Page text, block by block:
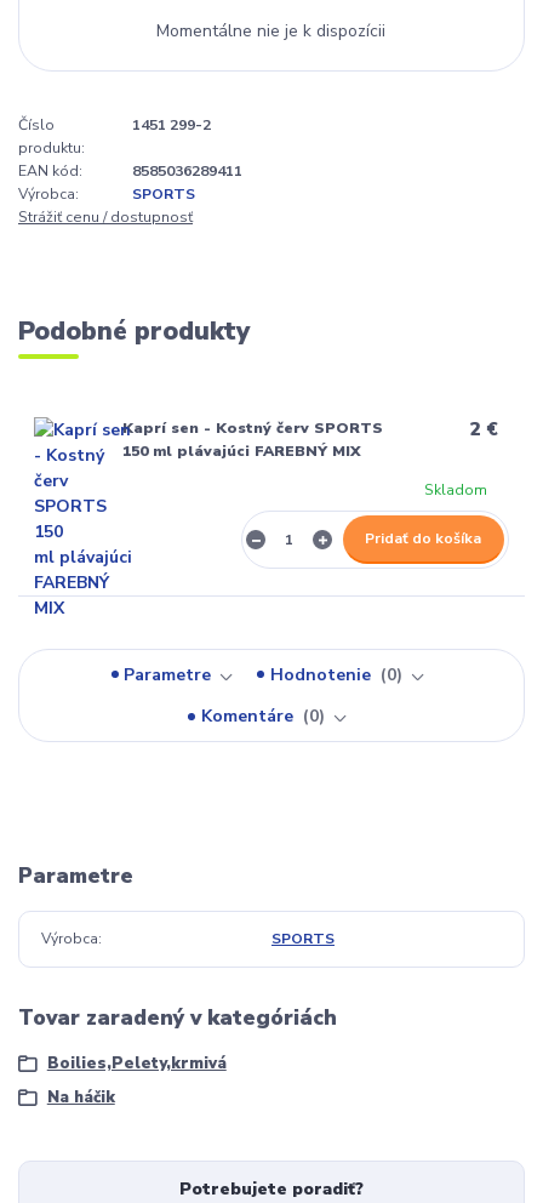
Momentálne nie je k dispozícii
Číslo
produktu:
1451 299-2
EAN kód:
8585036289411
Výrobca:
SPORTS
Strážiť cenu / dostupnosť
Podobné produkty
Kaprí sen - Kostný červ SPORTS
150 ml plávajúci FAREBNÝ MIX
2 €
Skladom
Pridať do košíka
Parametre Hodnotenie
0
Komentáre
0
Parametre
Výrobca SPORTS
Tovar zaradený v kategóriách
Boilies,Pelety,krmivá
Na háčik
Potrebujete poradiť?